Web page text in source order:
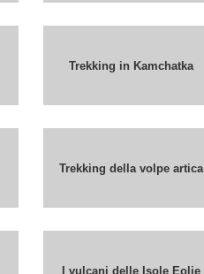
Trekking in Kamchatka
Trekking della volpe artica
I vulcani delle Isole Eolie